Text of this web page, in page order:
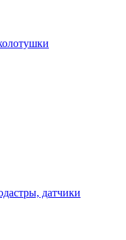
датчики